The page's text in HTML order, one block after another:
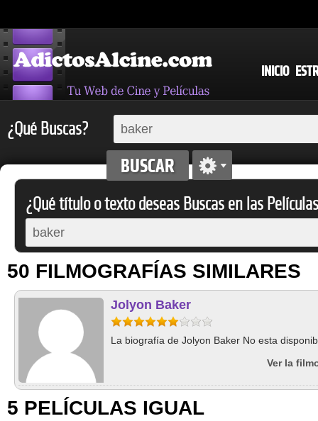
INICIO
¿Qué Buscas?
¿Qué título o texto deseas Buscas en las
50 FILMOGRAFÍAS SIMILARES
Jolyon Baker
La biografía de Jolyon Baker No esta
Ver la
5 PELÍCULAS IGUAL